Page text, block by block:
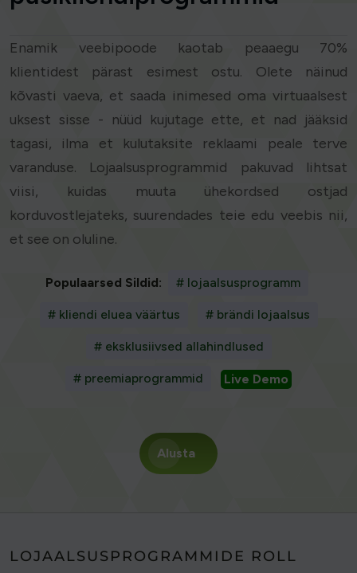
Enamik veebipoode kaotab peaaegu 70%
klientidest pärast esimest ostu. Olete näinud
kõvasti vaeva, et saada inimesed oma virtuaalsest
uksest sisse - nüüd kujutage ette, et nad jääksid
tagasi, ilma et kulutaksite reklaami peale terve
varanduse. Lojaalsusprogrammid pakuvad lihtsat
viisi, kuidas muuta ühekordsed ostjad
korduvostlejateks, suurendades teie edu veebis nii,
et see on oluline.
Populaarsed Sildid: # lojaalsusprogramm
# kliendi eluea väärtus # brändi lojaalsus
# eksklusiivsed allahindlused
# preemiaprogrammid Live Demo
Alusta
LOJAALSUSPROGRAMMIDE ROLL